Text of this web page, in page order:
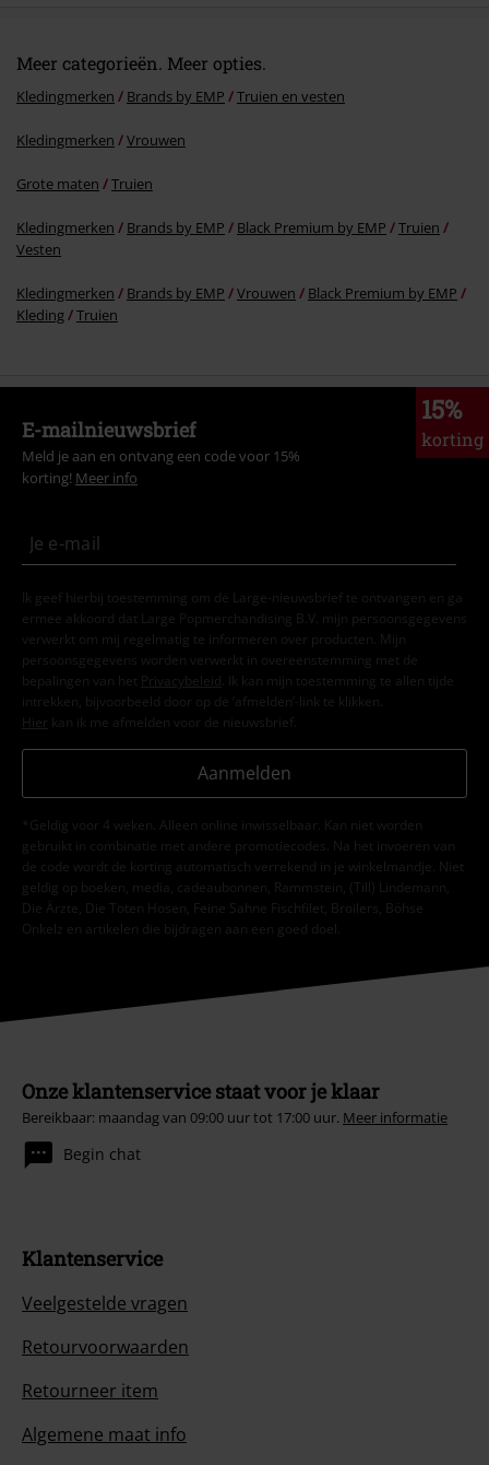
Meer categorieën. Meer opties.
Kledingmerken Brands by EMP Truien en vesten
Kledingmerken Vrouwen
Grote maten Truien
Kledingmerken Brands by EMP Black Premium by EMP
Truien
Vesten
Kledingmerken Brands by EMP Vrouwen
Black Premium by EMP
Kleding
Truien
15%
korting
E-mailnieuwsbrief
Meld je aan en ontvang een code voor 15%
korting! Meer info
Ik geef hierbij toestemming om de Large-nieuwsbrief te ontvangen en ga
ermee akkoord dat Large Popmerchandising B.V. mijn persoonsgegevens
verwerkt om mij regelmatig te informeren over producten. Mijn
persoonsgegevens worden verwerkt in overeenstemming met de
bepalingen van het
Privacybeleid . Ik kan mijn toestemming te allen tijde
intrekken, bijvoorbeeld door op de ‘afmelden’-link te klikken.
Hier kan ik me afmelden voor de nieuwsbrief.
Aanmelden
*Geldig voor 4 weken. Alleen online inwisselbaar. Kan niet worden
gebruikt in combinatie met andere promotiecodes. Na het invoeren van
de code wordt de korting automatisch verrekend in je winkelmandje. Niet
geldig op boeken, media, cadeaubonnen, Rammstein, (Till) Lindemann,
Die Ärzte, Die Toten Hosen, Feine Sahne Fischfilet, Broilers, Böhse
Onkelz en artikelen die bijdragen aan een goed doel.
Onze klantenservice staat voor je klaar
Bereikbaar: maandag van 09:00 uur tot 17:00 uur. Meer informatie
Begin chat
Klantenservice
Veelgestelde vragen
Retourvoorwaarden
Retourneer item
Algemene maat info